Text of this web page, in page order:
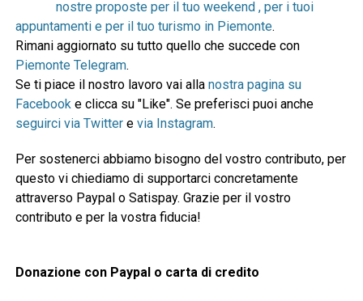
nostre proposte per il tuo weekend , per i tuoi
appuntamenti e per il tuo turismo in Piemonte.
Rimani aggiornato su tutto quello che succede con
Piemonte Telegram.
Se ti piace il nostro lavoro vai alla nostra pagina su
Facebooke clicca su "Like". Se preferisci puoi anche
seguirci via Twittere via Instagram.
Per sostenerci abbiamo bisogno del vostro contributo, per
questo vi chiediamo di supportarci concretamente
attraverso Paypal o Satispay. Grazie per il vostro
contributo e per la vostra fiducia!
Donazione con Paypal o carta di credito